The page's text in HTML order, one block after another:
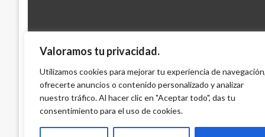
Valoramos tu privacidad.
Utilizamos cookies para mejorar tu experiencia de navegación,
ofrecerte anuncios o contenido personalizado y analizar
nuestro tráfico. Al hacer clic en "Aceptar todo", das tu
consentimiento para el uso de cookies.
TEMA DEL DÍA
Juez de Estados Unidos ordena la
Andrés Felipe Arias
Manuel Reyes Beltran jueves noviembre 17, 2016